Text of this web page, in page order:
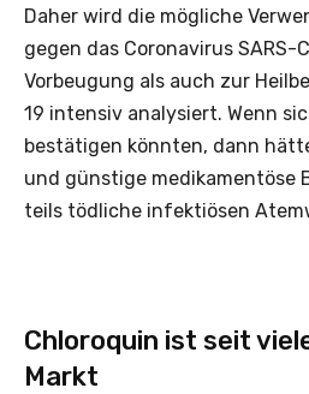
Daher wird die mögliche
gegen das Coronavirus SARS-
Vorbeugung als auch zur
19 intensiv analysiert. Wenn
bestätigen könnten, dann
und günstige medikamentöse
teils tödliche infektiösen
Chloroquin ist seit
Markt